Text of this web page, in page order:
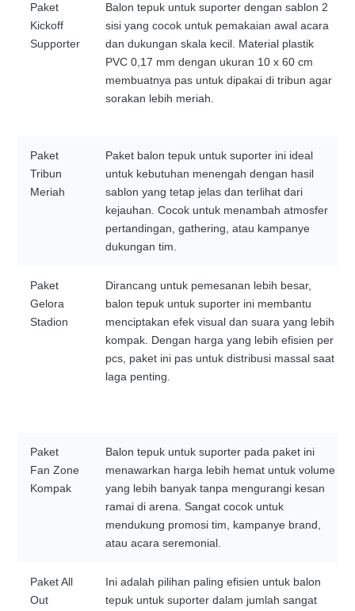
Paket
Kickoff
Supporter
Balon tepuk untuk suporter dengan sablon 2
sisi yang cocok untuk pemakaian awal acara
dan dukungan skala kecil. Material plastik
PVC 0,17 mm dengan ukuran 10 x 60 cm
membuatnya pas untuk dipakai di tribun agar
sorakan lebih meriah.
Paket
Tribun
Meriah
Paket balon tepuk untuk suporter ini ideal
untuk kebutuhan menengah dengan hasil
sablon yang tetap jelas dan terlihat dari
kejauhan. Cocok untuk menambah atmosfer
pertandingan, gathering, atau kampanye
dukungan tim.
Paket
Gelora
Stadion
Dirancang untuk pemesanan lebih besar,
balon tepuk untuk suporter ini membantu
menciptakan efek visual dan suara yang lebih
kompak. Dengan harga yang lebih efisien per
pcs, paket ini pas untuk distribusi massal saat
laga penting.
Paket
Fan Zone
Kompak
Balon tepuk untuk suporter pada paket ini
menawarkan harga lebih hemat untuk volume
yang lebih banyak tanpa mengurangi kesan
ramai di arena. Sangat cocok untuk
mendukung promosi tim, kampanye brand,
atau acara seremonial.
Paket All
Out
Ini adalah pilihan paling efisien untuk balon
tepuk untuk suporter dalam jumlah sangat